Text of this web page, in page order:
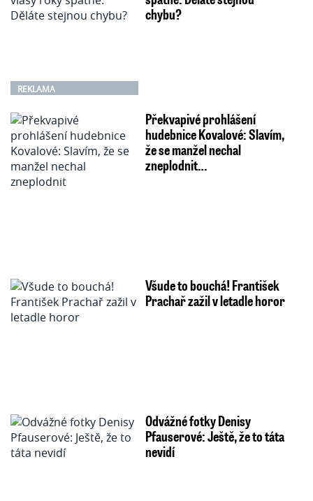
REKLAMA
chybu?
Překvapivé prohlášení
hudebnice Kovalové: Slavím,
že se manžel nechal
zneplodnit…
Všude to bouchá! František
Prachař zažil v letadle horor
Odvážné fotky Denisy
Pfauserové: Ještě, že to táta
nevidí